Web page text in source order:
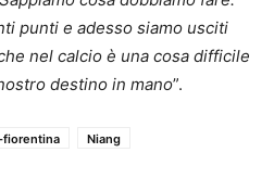
punti e adesso siamo usciti
nel calcio è una cosa difficile
destino in mano”.
Niang